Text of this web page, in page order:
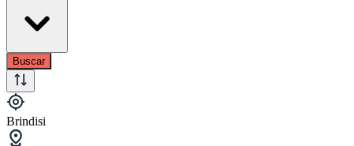
Buscar
Brindisi